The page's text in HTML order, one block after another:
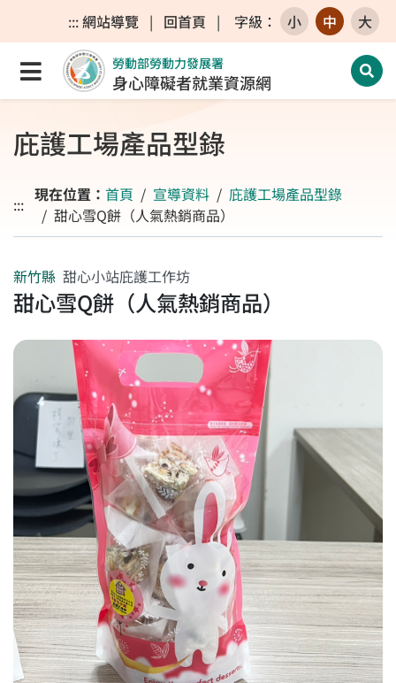
跳至主要內容區
跳至主要選單
跳至網站搜尋
:::網站導覽 | 回首頁 | 字級 ： 小 中 大
點選開啟選單
勞動部勞動力發展署
身心障礙者就業資源網 開
庇護工場產品型錄
::: 現在位置： 首頁 宣導資料
庇護工場產品型錄
甜心雪Q餅（人氣熱銷商品）
新竹縣 甜心小站庇護工作坊
甜心雪Q餅（人氣熱銷商品）